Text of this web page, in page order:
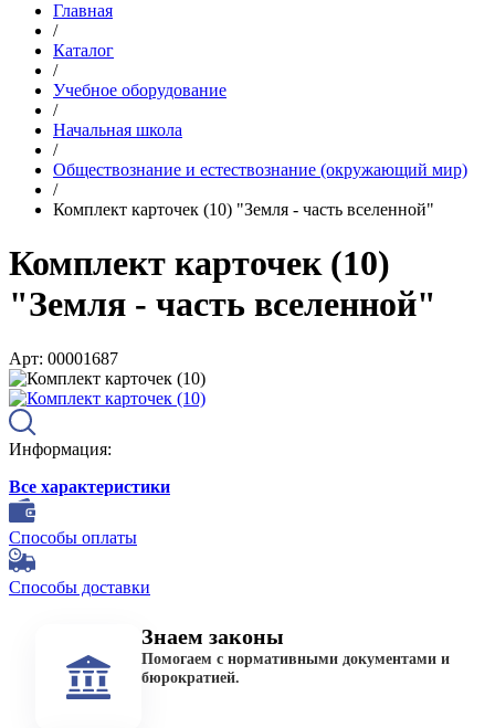
Главная
/
Каталог
/
Учебное оборудование
/
Начальная школа
/
Обществознание и естествознание (окружающий мир)
/
Комплект карточек (10) "Земля - часть вселенной"
Комплект карточек (10)
"Земля - часть вселенной"
Арт: 00001687
Информация:
Все характеристики
Способы оплаты
Способы доставки
Знаем законы
Помогаем с нормативными документами и
бюрократией.